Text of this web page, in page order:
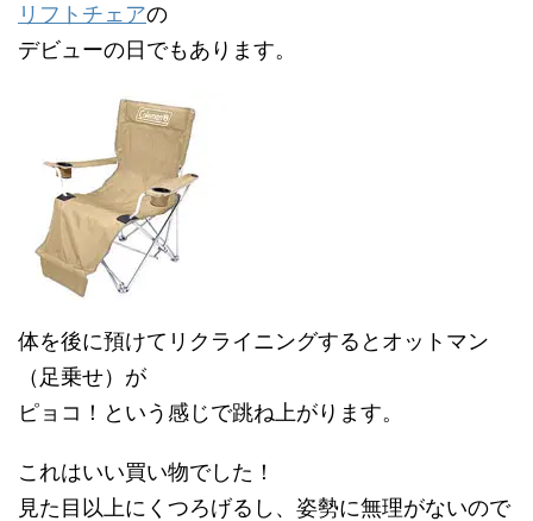
リフトチェアの
デビューの日でもあります。
体を後に預けてリクライニングするとオットマン
（足乗せ）が
ピョコ！という感じで跳ね上がります。
これはいい買い物でした！
見た目以上にくつろげるし、姿勢に無理がないので